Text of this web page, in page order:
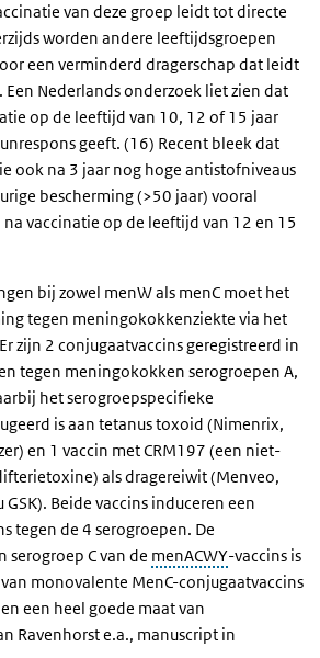
van deze groep leidt tot directe
worden andere leeftijdsgroepen
een verminderd dragerschap dat leidt
Nederlands onderzoek liet zien dat
op de leeftijd van 10, 12 of 15 jaar
geeft. (16) Recent bleek dat
ook na 3 jaar nog hoge antistofniveaus
bescherming (>50 jaar) vooral
vaccinatie op de leeftijd van 12 en 15
bij zowel menW als menC moet het
tegen meningokokkenziekte via het
zijn 2 conjugaatvaccins geregistreerd in
tegen meningokokken serogroepen A,
het serogroepspecifieke
is aan tetanus toxoid (Nimenrix,
en 1 vaccin met CRM197 (een niet-
als dragereiwit (Menveo,
Beide vaccins induceren een
tegen de 4 serogroepen. De
serogroep C van de menACWY-vaccins is
monovalente MenC-conjugaatvaccins
een heel goede maat van
Ravenhorst e.a., manuscript in